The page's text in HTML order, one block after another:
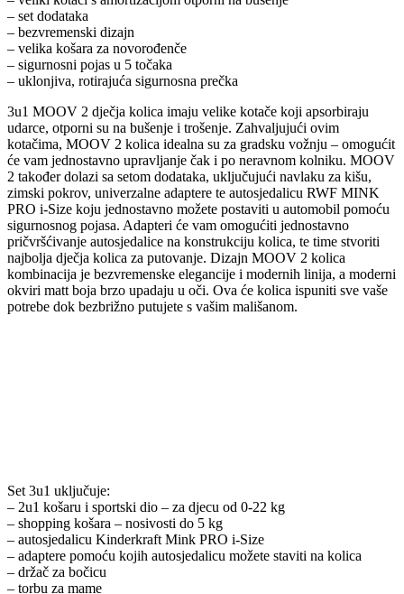
– set dodataka
– bezvremenski dizajn
– velika košara za novorođenče
– sigurnosni pojas u 5 točaka
– uklonjiva, rotirajuća sigurnosna prečka
3u1 MOOV 2 dječja kolica imaju velike kotače koji apsorbiraju
udarce, otporni su na bušenje i trošenje. Zahvaljujući ovim
kotačima, MOOV 2 kolica idealna su za gradsku vožnju – omogućit
će vam jednostavno upravljanje čak i po neravnom kolniku. MOOV
2 također dolazi sa setom dodataka, uključujući navlaku za kišu,
zimski pokrov, univerzalne adaptere te autosjedalicu RWF MINK
PRO i-Size koju jednostavno možete postaviti u automobil pomoću
sigurnosnog pojasa. Adapteri će vam omogućiti jednostavno
pričvršćivanje autosjedalice na konstrukciju kolica, te time stvoriti
najbolja dječja kolica za putovanje. Dizajn MOOV 2 kolica
kombinacija je bezvremenske elegancije i modernih linija, a moderni
okviri matt boja brzo upadaju u oči. Ova će kolica ispuniti sve vaše
potrebe dok bezbrižno putujete s vašim mališanom.
Set 3u1 uključuje:
– 2u1 košaru i sportski dio – za djecu od 0-22 kg
– shopping košara – nosivosti do 5 kg
– autosjedalicu Kinderkraft Mink PRO i-Size
– adaptere pomoću kojih autosjedalicu možete staviti na kolica
– držač za bočicu
– torbu za mame